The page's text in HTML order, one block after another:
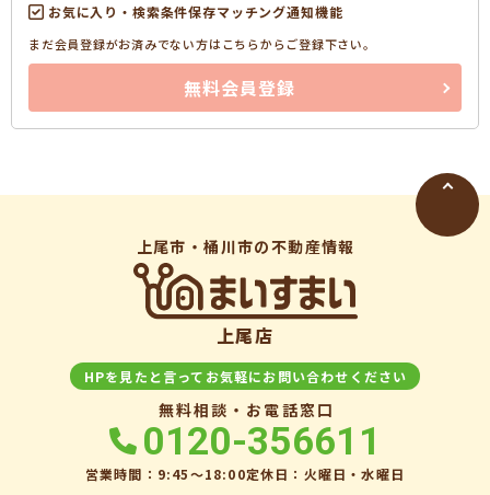
お気に入り・検索条件保存マッチング通知機能
まだ会員登録がお済みでない方はこちらからご登録下さい。
無料会員登録
上尾市・桶川市の不動産情報
上尾店
HPを見たと言ってお気軽にお問い合わせください
無料相談・お電話窓口
0120-356611
営業時間：9:45〜18:00定休日：火曜日・水曜日